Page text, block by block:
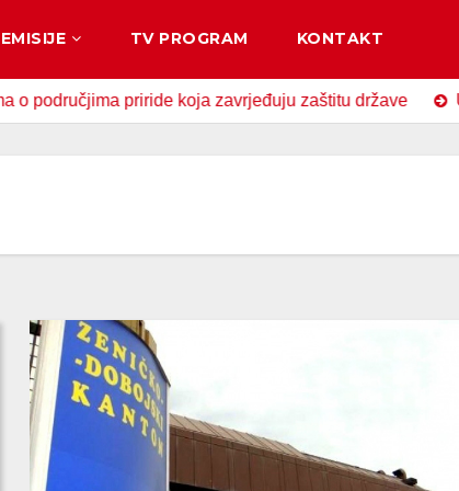
EMISIJE TV PROGRAM KONTAKT
priride koja zavrjeđuju zaštitu države U